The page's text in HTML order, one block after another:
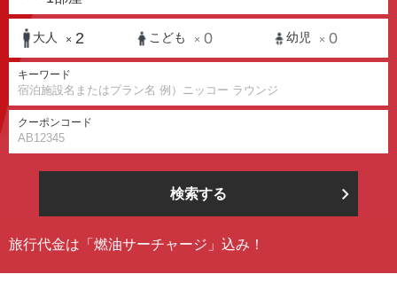
大人 × 2 こども × 0 幼児 × 0
キーワード
クーポンコード
検索する
旅行代金は「燃油サーチャージ」込み！